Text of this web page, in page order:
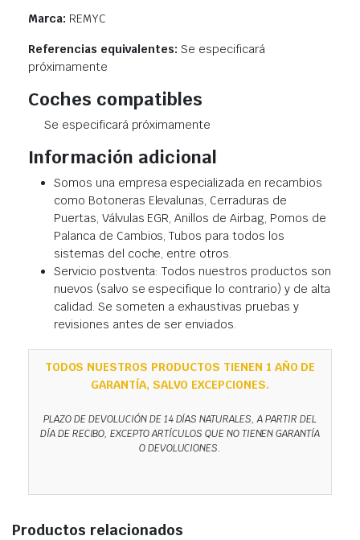
Marca: REMYC
Referencias equivalentes:Se especificará
próximamente
Coches compatibles
Se especificará próximamente
Información adicional
Somos una empresa especializada en recambios
como Botoneras Elevalunas, Cerraduras de
Puertas, Válvulas EGR, Anillos de Airbag, Pomos de
Palanca de Cambios, Tubos para todos los
sistemas del coche, entre otros.
Servicio postventa: Todos nuestros productos son
nuevos (salvo se especifique lo contrario) y de alta
calidad. Se someten a exhaustivas pruebas y
revisiones antes de ser enviados.
TODOS NUESTROS PRODUCTOS TIENEN 1 AÑO DE
GARANTÍA, SALVO EXCEPCIONES.
PLAZO DE DEVOLUCIÓN DE 14 DÍAS NATURALES, A PARTIR DEL
DÍA DE RECIBO, EXCEPTO ARTÍCULOS QUE NO TIENEN GARANTÍA
O DEVOLUCIONES.
Productos relacionados